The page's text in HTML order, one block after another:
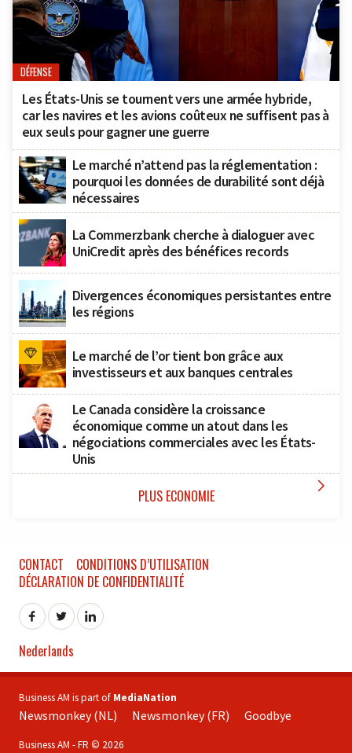
DÉFENSE
Les États-Unis se tournent vers une armée hybride,
car les navires et les avions coûteux ne suffisent pas à
eux seuls pour gagner une guerre
Le marché n’attend pas la réglementation :
pourquoi les données de durabilité sont déjà
nécessaires
La Commerzbank cherche à dialoguer avec
UniCredit après des bénéfices records
Divergences économiques persistantes entre
les régions
Le marché de l’or tient bon grâce aux
investisseurs et aux banques centrales
Le Canada considère la croissance
économique comme un atout dans les
négociations commerciales avec les États-
Unis
PLUS ECONOMIE 
CONTACT
CONDITIONS D’UTILISATION
DÉCLARATION DE CONFIDENTIALITÉ
Nederlands
Business AM is part of MediaNation
Newsmonkey (NL) Newsmonkey (FR) Goodbye
Business AM - FR © 2026